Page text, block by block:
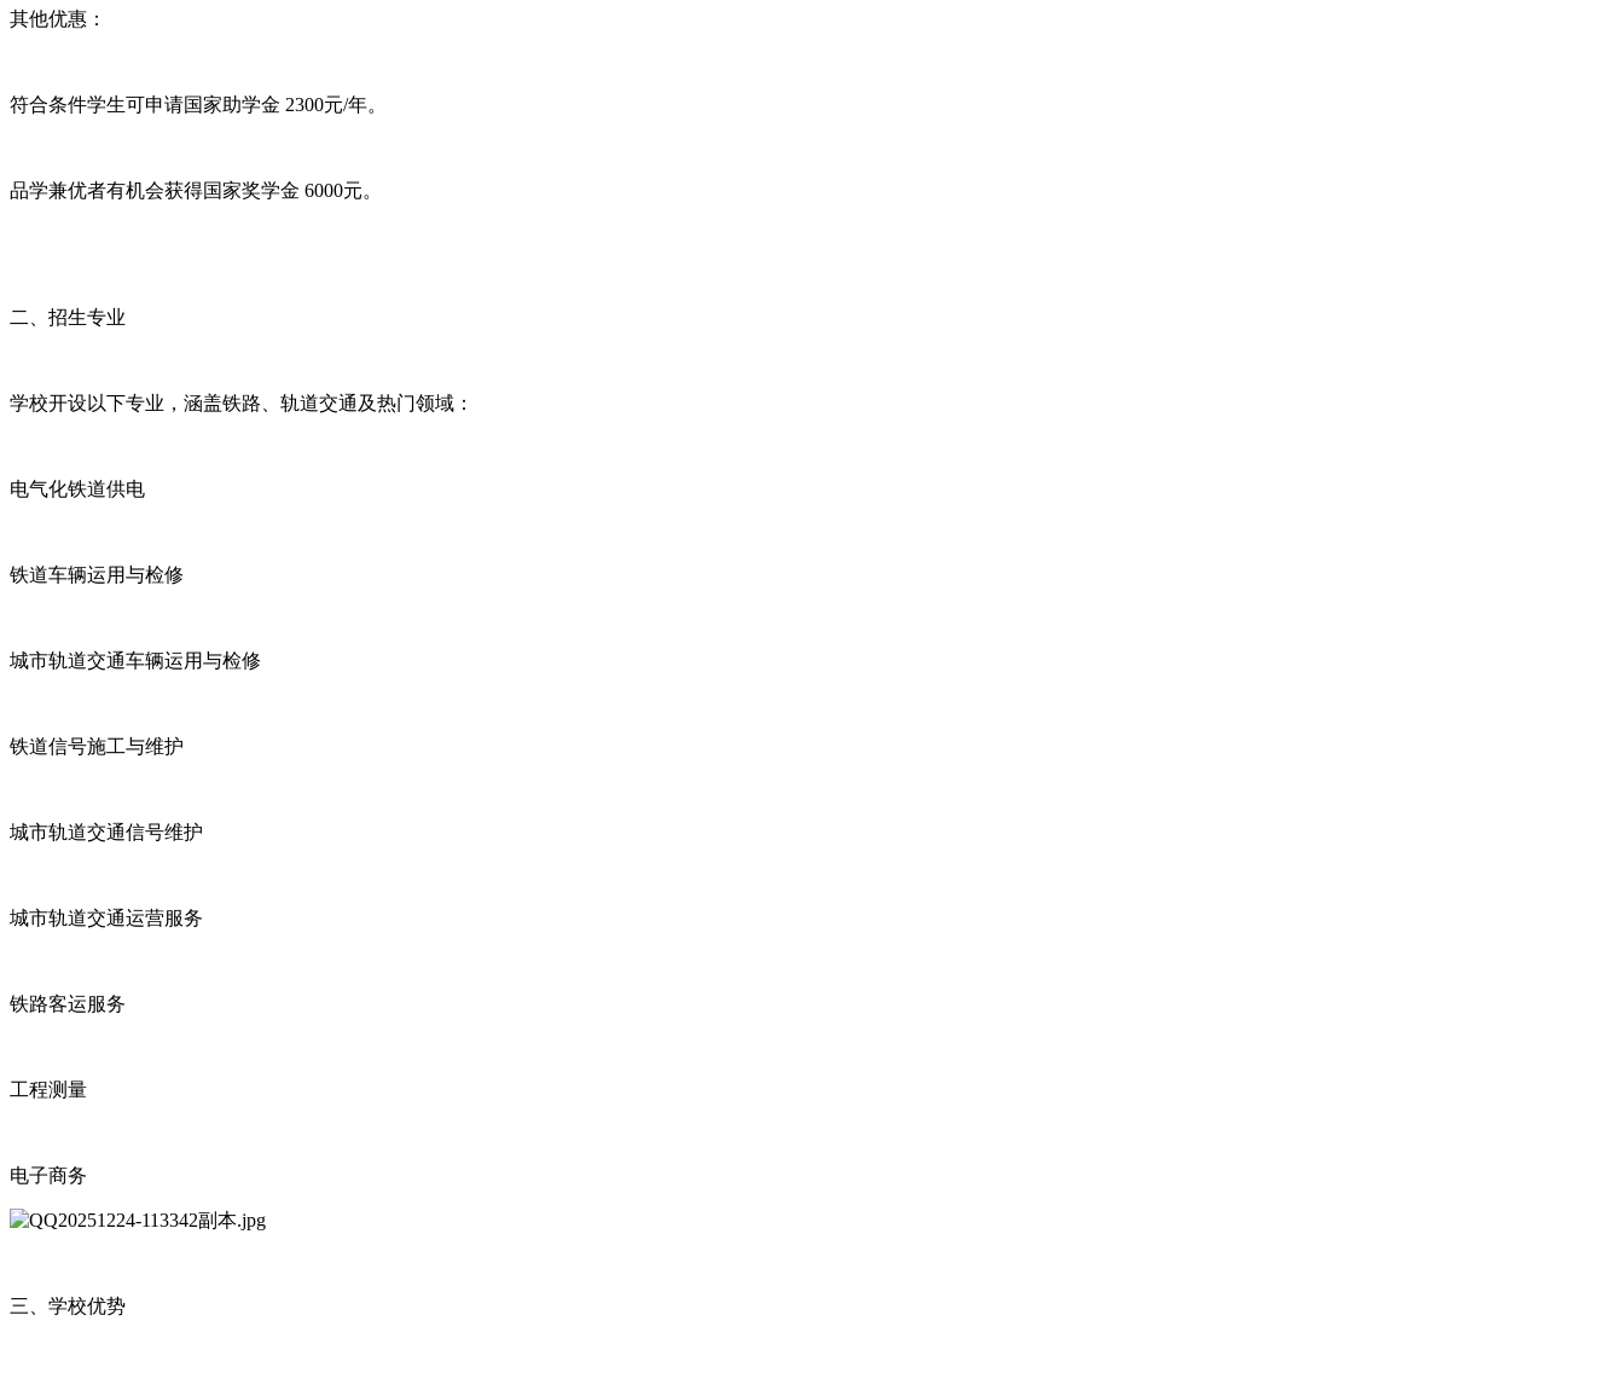
其他优惠：
符合条件学生可申请国家助学金 2300元/年。
品学兼优者有机会获得国家奖学金 6000元。
二、招生专业
学校开设以下专业，涵盖铁路、轨道交通及热门领域：
电气化铁道供电
铁道车辆运用与检修
城市轨道交通车辆运用与检修
铁道信号施工与维护
城市轨道交通信号维护
城市轨道交通运营服务
铁路客运服务
工程测量
电子商务
三、学校优势